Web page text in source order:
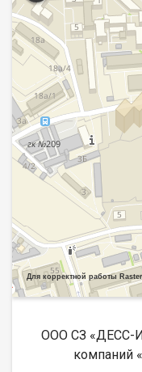
Для корректной работы
ООО СЗ «ДЕСС-
компаний